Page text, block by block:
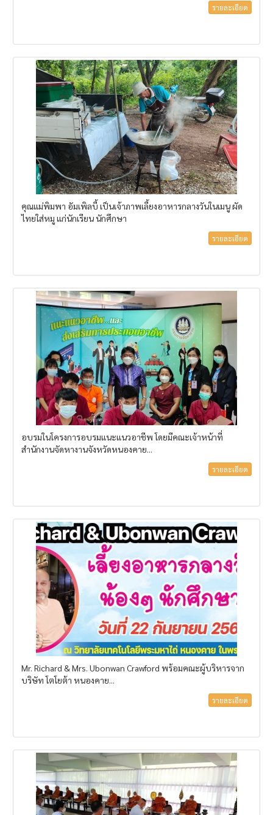
รายละเอียด
คุณแม่พิมพา อัมเพิลบี้ เป็นเจ้าภาพเลี้ยงอาหารกลางวันในเมนู ผัด
ไทยใส่หมู แก่นักเรียน นักศึกษา
รายละเอียด
อบรมในโครงการอบรมแนะแนวอาชีพ โดยมีคณะเจ้าหน้าที่
สำนักงานจัดหางานจังหวัดหนองคาย...
รายละเอียด
Mr. Richard & Mrs. Ubonwan Crawford พร้อมคณะผู้บริหารจาก
บริษัท โตโยต้า หนองคาย...
รายละเอียด